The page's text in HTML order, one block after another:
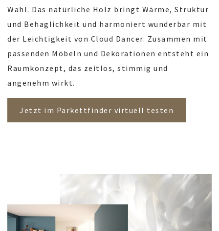
Wahl. Das natürliche Holz bringt Wärme, Struktur
und Behaglichkeit und harmoniert wunderbar mit
der Leichtigkeit von Cloud Dancer. Zusammen mit
passenden Möbeln und Dekorationen entsteht ein
Raumkonzept, das zeitlos, stimmig und
angenehm wirkt.
Jetzt im Parkettfinder virtuell testen